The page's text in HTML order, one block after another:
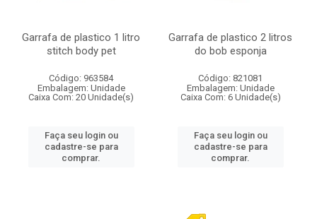
Garrafa de plastico 1 litro
stitch body pet
Código: 963584
Embalagem: Unidade
Caixa Com: 20 Unidade(s)
Faça seu login ou
cadastre-se para
comprar.
Garrafa de plastico 2 litros
do bob esponja
Código: 821081
Embalagem: Unidade
Caixa Com: 6 Unidade(s)
Faça seu login ou
cadastre-se para
comprar.